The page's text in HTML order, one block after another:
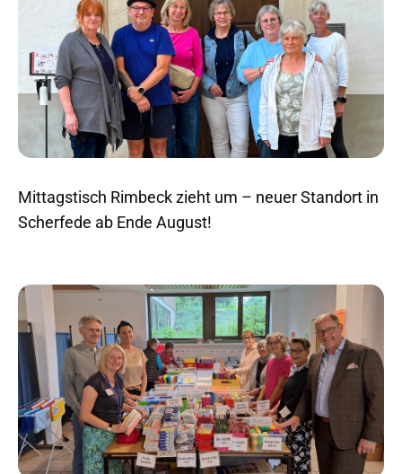
Mittagstisch Rimbeck zieht um – neuer Standort in
Scherfede ab Ende August!